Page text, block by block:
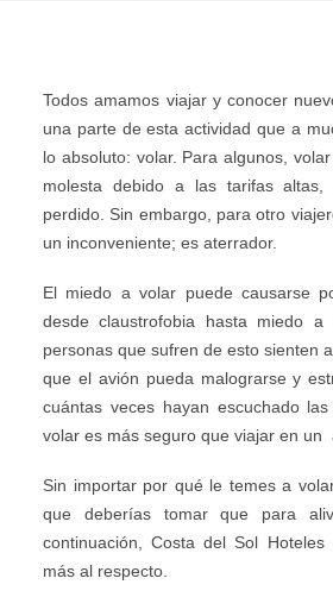
Todos amamos viajar y conocer
una parte de esta actividad que a
lo absoluto: volar. Para algunos,
molesta debido a las tarifas altas,
perdido. Sin embargo, para otro
un inconveniente; es aterrador.
El miedo a volar puede causarse
desde claustrofobia hasta miedo a
personas que sufren de esto sienten
que el avión pueda malograrse y
cuántas veces hayan escuchado
volar es más seguro que viajar en un
Sin importar por qué le temes a
que deberías tomar que para
continuación, Costa del Sol
más al respecto.